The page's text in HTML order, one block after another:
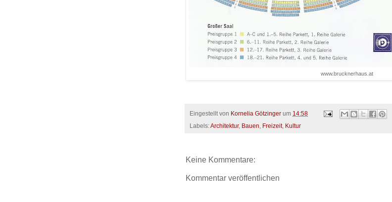
www.brucknerhaus.at
Eingestellt von Kornelia Götzinger um 14:58
Labels:Architektur, Bauen Freizeit, Kultur
Keine Kommentare:
Kommentar veröffentlichen